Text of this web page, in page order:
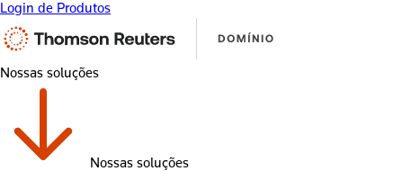
Login de Produtos
Nossas soluções
Nossas soluções